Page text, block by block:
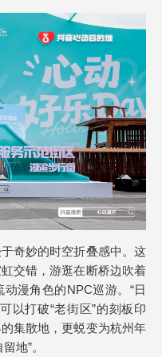
奇妙的时空折叠感中。这
交错，游逛在断桥边吹着
漫角色的NPC巡游。“日
以打破“老街区”的刻板印
集散地，更蜕变为杭州年
地”。